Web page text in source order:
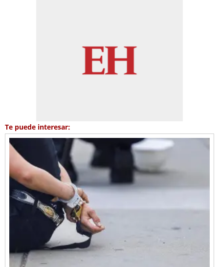
Te puede interesar: